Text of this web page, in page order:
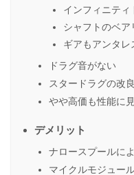
インフィニティ
シャフトのベア
ギアもアンタレ
ドラグ音がない
スタードラグの改
やや高価も性能に
デメリット
ナロースプールに
マイクルモジュー